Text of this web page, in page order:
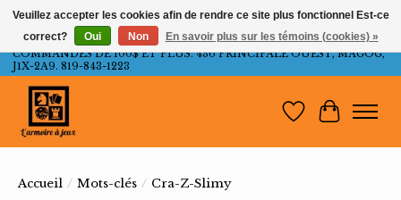
LIVRAISON GRATUITE AU QUÉBEC ET ONTARIO POUR LES
COMMANDES DE 100$ ET PLUS. 436 PRINCIPALE OUEST, MAGOG,
J1X-2A9. 819-843-1223
Liste dePanier
Accueil / Mots-clés / Cra-Z-Slimy
Veuillez accepter les cookies afin de rendre ce site plus fonctionnel Est-ce
correct?
Oui Non En savoir plus sur les témoins (cookies) »